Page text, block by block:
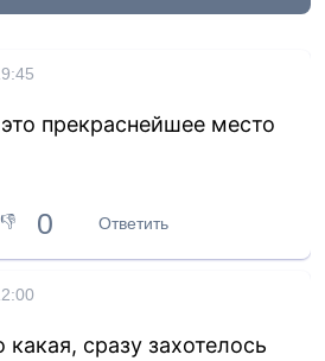
прекраснейшее место
👎 0 Ответить
какая, сразу захотелось